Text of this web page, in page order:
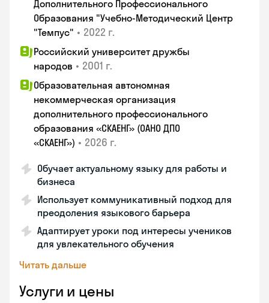
Дополнительного Профессионального
Образования "Учебно-Методический Центр
"Темпус" • 2022 г.
Российский университет дружбы
народов • 2001 г.
Образовательная автономная
некоммерческая организация
дополнительного профессионального
образования «СКАЕНГ» (ОАНО ДПО
«СКАЕНГ») • 2026 г.
Обучает актуальному языку для работы и
бизнеса
Использует коммуникативный подход для
преодоления языкового барьера
Адаптирует уроки под интересы учеников
для увлекательного обучения
Читать дальше
Услуги и цены